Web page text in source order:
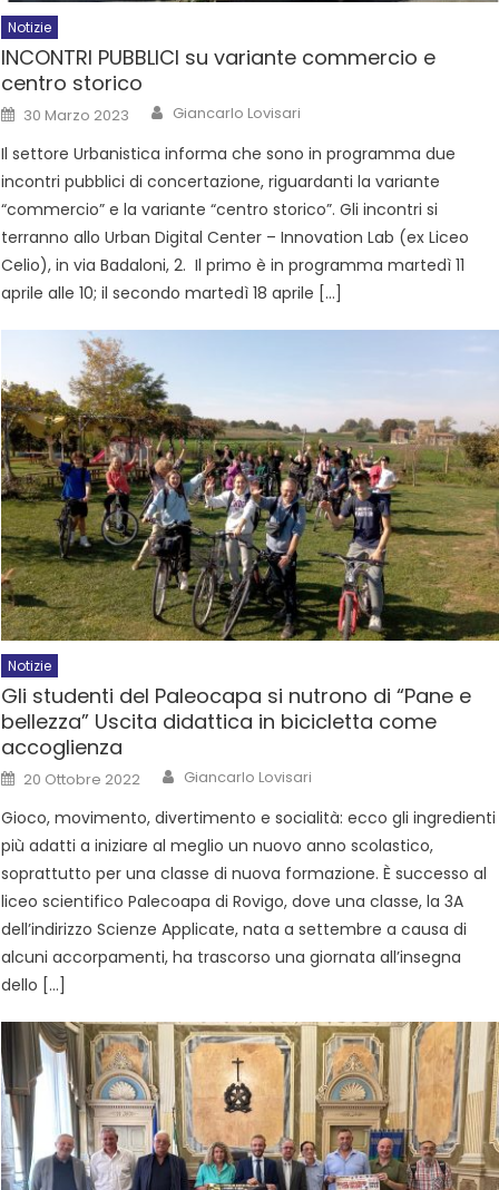
Notizie
INCONTRI PUBBLICI su variante commercio e
centro storico
30 Marzo 2023 Giancarlo Lovisari
Il settore Urbanistica informa che sono in programma due
incontri pubblici di concertazione, riguardanti la variante
“commercio” e la variante “centro storico”. Gli incontri si
terranno allo Urban Digital Center – Innovation Lab (ex Liceo
Celio), in via Badaloni, 2. Il primo è in programma martedì 11
aprile alle 10; il secondo martedì 18 aprile […]
Notizie
Gli studenti del Paleocapa si nutrono di “Pane e
bellezza” Uscita didattica in bicicletta come
accoglienza
20 Ottobre 2022 Giancarlo Lovisari
Gioco, movimento, divertimento e socialità: ecco gli ingredienti
più adatti a iniziare al meglio un nuovo anno scolastico,
soprattutto per una classe di nuova formazione. È successo al
liceo scientifico Palecoapa di Rovigo, dove una classe, la 3A
dell’indirizzo Scienze Applicate, nata a settembre a causa di
alcuni accorpamenti, ha trascorso una giornata all’insegna
dello […]